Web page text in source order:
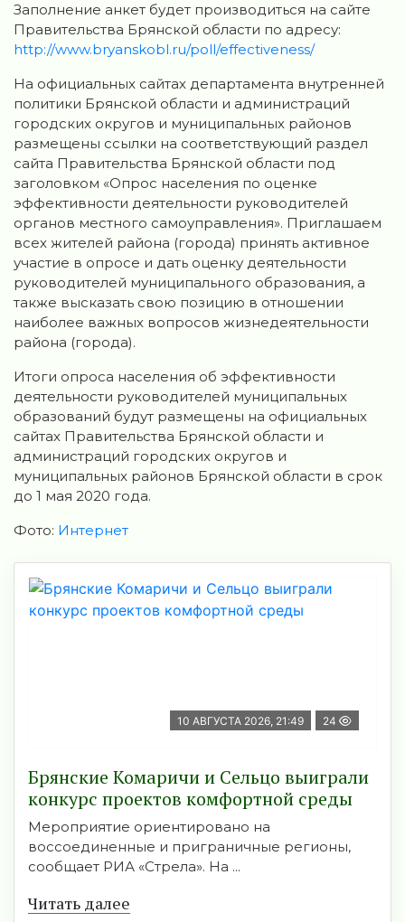
Заполнение анкет будет производиться на сайте
Правительства Брянской области по адресу:
http://www.bryanskobl.ru/poll/effectiveness/
На официальных сайтах департамента внутренней
политики Брянской области и администраций
городских округов и муниципальных районов
размещены ссылки на соответствующий раздел
сайта Правительства Брянской области под
заголовком «Опрос населения по оценке
эффективности деятельности руководителей
органов местного самоуправления». Приглашаем
всех жителей района (города) принять активное
участие в опросе и дать оценку деятельности
руководителей муниципального образования, а
также высказать свою позицию в отношении
наиболее важных вопросов жизнедеятельности
района (города).
Итоги опроса населения об эффективности
деятельности руководителей муниципальных
образований будут размещены на официальных
сайтах Правительства Брянской области и
администраций городских округов и
муниципальных районов Брянской области в срок
до 1 мая 2020 года.
Фото: Интернет
10 АВГУСТА 2026, 21:49 24
Брянские Комаричи и Сельцо выиграли
конкурс проектов комфортной среды
Мероприятие ориентировано на
воссоединенные и приграничные регионы,
сообщает РИА «Стрела». На ...
Читать далее